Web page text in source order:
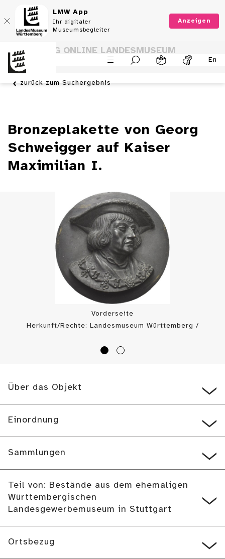
LMW App
Ihr digitaler
Museumsbegleiter
Anzeigen
En
SAMMLUNG ONLINE LANDESMUSEUM
WÜRTTEMBERG
zurück zum Suchergebnis
Bronzeplakette von Georg
Schweigger auf Kaiser
Maximilian I.
Vorderseite
Herkunft/Rechte: Landesmuseum Württemberg /
Über das Objekt
Einordnung
Sammlungen
Teil von: Bestände aus dem ehemaligen
Württembergischen
Landesgewerbemuseum in Stuttgart
Ortsbezug